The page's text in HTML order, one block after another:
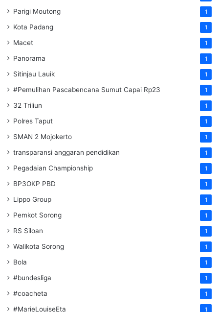
Parigi Moutong 1
Kota Padang 1
Macet 1
Panorama 1
Sitinjau Lauik 1
#Pemulihan Pascabencana Sumut Capai Rp23 1
32 Triliun 1
Polres Taput 1
SMAN 2 Mojokerto 1
transparansi anggaran pendidikan 1
Pegadaian Championship 1
BP3OKP PBD 1
Lippo Group 1
Pemkot Sorong 1
RS Siloan 1
Walikota Sorong 1
Bola 1
#bundesliga 1
#coacheta 1
#MarieLouiseEta 1